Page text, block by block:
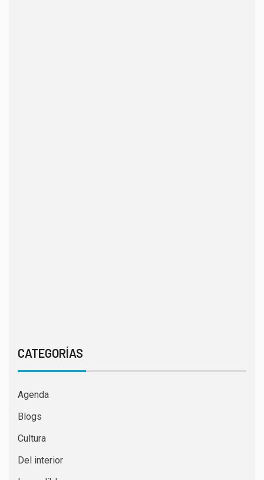
CATEGORÍAS
Agenda
Blogs
Cultura
Del interior